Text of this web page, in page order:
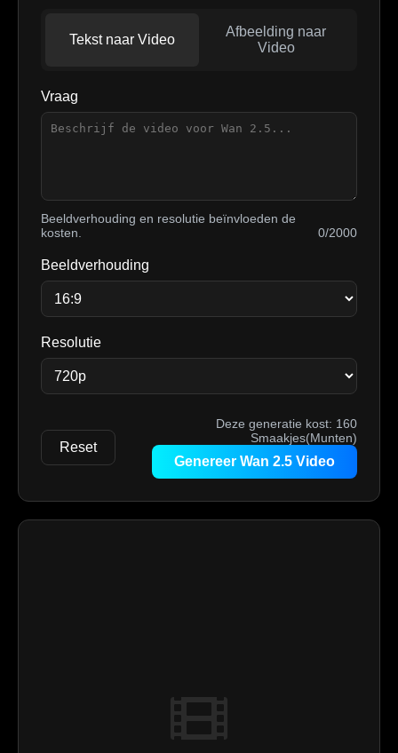
Tekst naar Video
Afbeelding naar
Video
Vraag
Beeldverhouding en resolutie beïnvloeden de
kosten.
0/2000
Beeldverhouding
Resolutie
Reset
Deze generatie kost: 160
Smaakjes(Munten)
Genereer Wan 2.5 Video